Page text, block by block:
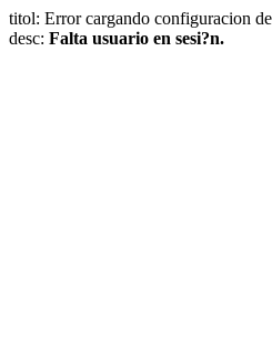
titol: Error cargando configuracion
desc: Falta usuario en sesi?n.